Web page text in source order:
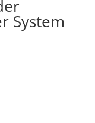
System